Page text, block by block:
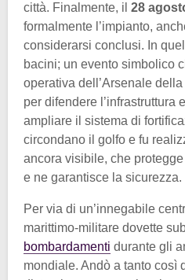
città. Finalmente, il 28
formalmente l’impianto,
considerarsi conclusi. In
bacini; un evento simbolico
operativa dell’Arsenale
per difendere l’infrastruttura
ampliare il sistema di
circondano il golfo e fu
ancora visibile, che
e ne garantisce la sicurezza.
Per via di un’innegabile
marittimo-militare dovette
bombardamenti durante gli
mondiale. Andò a tanto così